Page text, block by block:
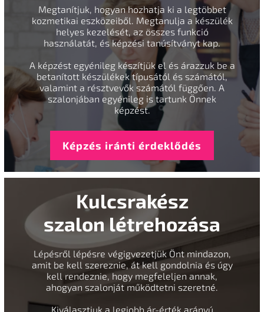
Megtanítjuk, hogyan hozhatja ki a legtöbbet
kozmetikai eszközeiből. Megtanulja a készülék
helyes kezelését, az összes funkció
használatát, és képzési tanúsítványt kap.
A képzést egyénileg készítjük el és árazzuk be a
betanított készülékek típusától és számától,
valamint a résztvevők számától függően. A
szalonjában egyénileg is tartunk Önnek
képzést.
Képzés iránti érdeklődés
Kulcsrakész
szalon létrehozása
Lépésről lépésre végigvezetjük Önt mindazon,
amit be kell szereznie, át kell gondolnia és úgy
kell rendeznie, hogy megfeleljen annak,
ahogyan szalonját működtetni szeretné.
Kiválasztjuk a legjobb ár-érték arányú